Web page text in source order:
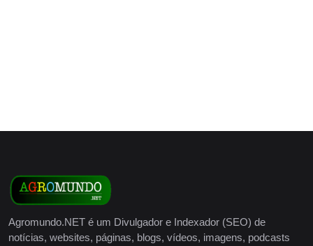
Agromundo.NET é um Divulgador e Indexador (SEO) de
notícias, websites, páginas, blogs, vídeos, imagens, podcasts